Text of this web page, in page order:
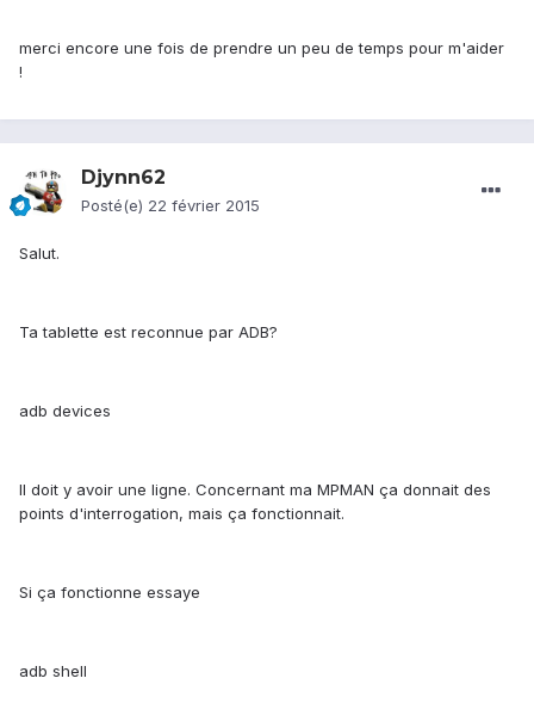
merci encore une fois de prendre un peu de temps pour m'aider
!
Djynn62
Posté(e) 22 février 2015
Salut.
Ta tablette est reconnue par ADB?
adb devices
Il doit y avoir une ligne. Concernant ma MPMAN ça donnait des
points d'interrogation, mais ça fonctionnait.
Si ça fonctionne essaye
adb shell